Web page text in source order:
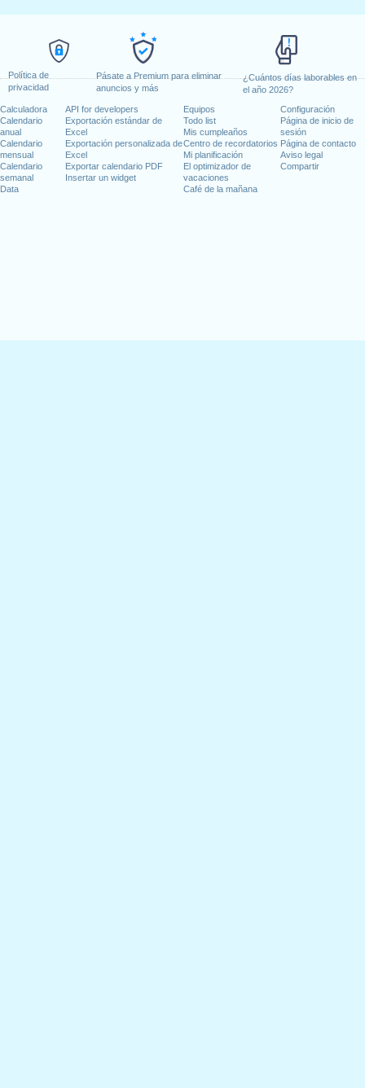
Política de
privacidad
Pásate a Premium para eliminar
anuncios y más
¿Cuántos días laborables en
el año 2026?
Calculadora
Calendario
anual
Calendario
mensual
Calendario
semanal
Data
API for developers
Exportación estándar de
Excel
Exportación personalizada de
Excel
Exportar calendario PDF
Insertar un widget
Equipos
Todo list
Mis cumpleaños
Centro de recordatorios
Mi planificación
El optimizador de
vacaciones
Café de la mañana
Configuración
Página de inicio de
sesión
Página de contacto
Aviso legal
Compartir